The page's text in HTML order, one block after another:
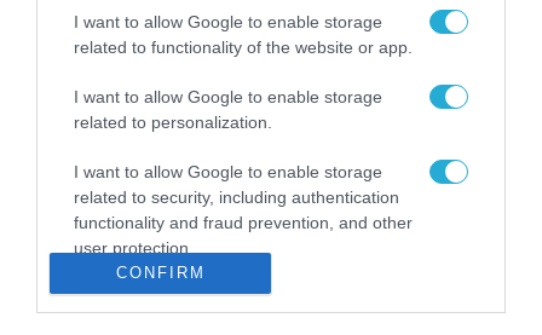
I want to allow Google to enable storage
related to functionality of the website or app.
I want to allow Google to enable storage
related to personalization.
I want to allow Google to enable storage
related to security, including authentication
functionality and fraud prevention, and other
user protection.
CONFIRM
ενισχύει την ασφάλεια
των παιδιών στο
ΑΑΔΕ: Διευκρινίσεις
για τα πρόστιμα σε
αφορούν τους ΦΗΜ
31.07.2026
Σ. Καλαφάτης: «Η
Τεχνητή Νοημοσύνη
δεν είναι απλώς μια
νέα τεχνολογία, είναι
31.07.2026